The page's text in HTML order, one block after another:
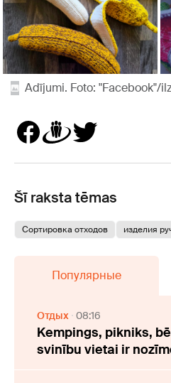
Adījumi. Foto: "Facebook"/
Šī raksta tēmas
Сортировка отходов изделия
Популярные
Отдых 08:16
Kempings, pikniks,
svinību vietai ir